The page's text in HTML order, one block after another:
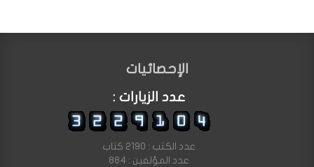
الإحصائيات
عدد الزيارات :
عدد الكتب : 2190 كتاب
عدد المؤلفين : 884